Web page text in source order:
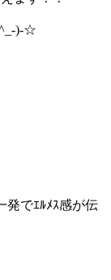
)-☆
発でｴﾙﾒｽ感が伝